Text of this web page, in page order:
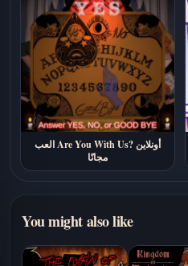
العب Are You With Us? أونلاين
مجانًا
You might also like